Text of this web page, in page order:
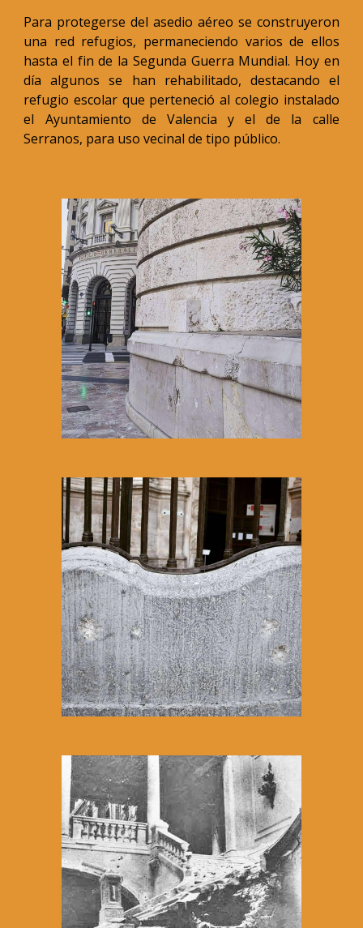
Para protegerse del asedio aéreo se construyeron
una red refugios, permaneciendo varios de ellos
hasta el fin de la Segunda Guerra Mundial. Hoy en
día algunos se han rehabilitado, destacando el
refugio escolar que perteneció al colegio instalado
el Ayuntamiento de Valencia y el de la calle
Serranos, para uso vecinal de tipo público.